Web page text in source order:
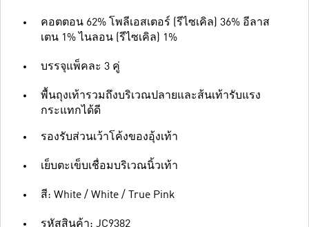
คอตตอน 62% โพลีเอสเตอร์ (รีไซเคิล) 36% อีลาส
เตน 1% ไนลอน (รีไซเคิล) 1%
บรรจุแพ็คละ 3 คู่
พื้นถุงเท้ารวมถึงบริเวณปลายและส้นเท้ารับแรง
กระแทกได้ดี
รองรับส่วนเว้าโค้งของอุ้งเท้า
เย็บตะเข็บเชื่อมบริเวณนิ้วเท้า
สี: White / White / True Pink
รหัสสินค้า: JC9382